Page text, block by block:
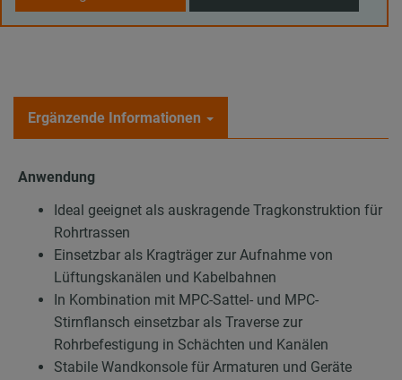
Ergänzende Informationen
Anwendung
Ideal geeignet als auskragende Tragkonstruktion für
Rohrtrassen
Einsetzbar als Kragträger zur Aufnahme von
Lüftungskanälen und Kabelbahnen
In Kombination mit MPC-Sattel- und MPC-
Stirnflansch einsetzbar als Traverse zur
Rohrbefestigung in Schächten und Kanälen
Stabile Wandkonsole für Armaturen und Geräte